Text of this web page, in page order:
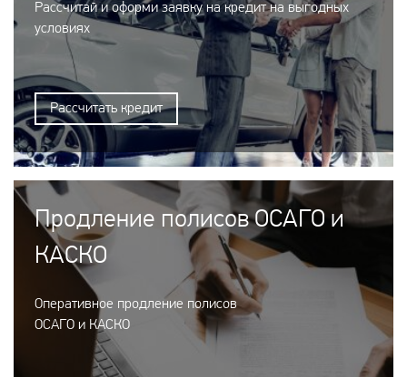
Рассчитай и оформи заявку на кредит на выгодных
условиях
Рассчитать кредит
Продление полисов ОСАГО и
КАСКО
Оперативное продление полисов
ОСАГО и КАСКО